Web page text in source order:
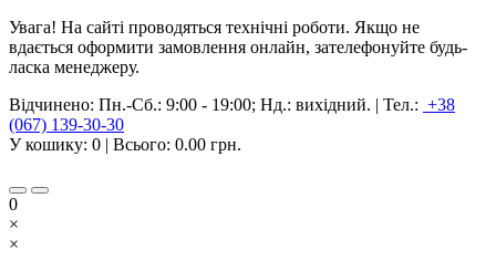
Увага! На сайті проводяться технічні роботи. Якщо не
вдається оформити замовлення онлайн, зателефонуйте будь-
ласка менеджеру.
Відчинено: Пн.-Сб.: 9:00 - 19:00; Нд.: вихідний. | Тел.: +38
(067) 139-30-30
У кошику: 0 | Всього: 0.00 грн.
0
×
×